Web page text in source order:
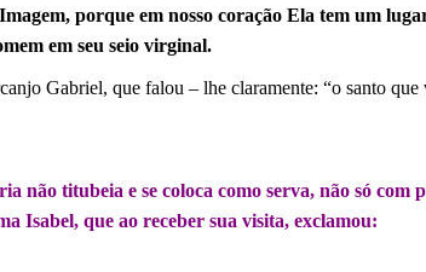
porque em nosso coração Ela tem um
em seu seio virginal.
Gabriel, que falou – lhe claramente: “o santo que
não titubeia e se coloca como serva, não só com
Isabel, que ao receber sua visita, exclamou: